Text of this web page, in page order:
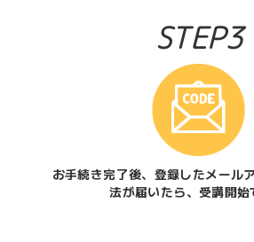
STEP3
お手続き完了後、登録したメール
法が届いたら、受講開始